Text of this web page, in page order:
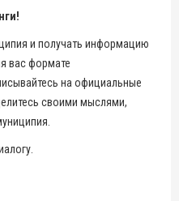
и получать информацию
вас формате
на официальные
своими мыслями,